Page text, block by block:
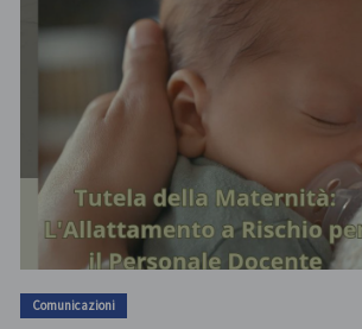
Comunicazioni